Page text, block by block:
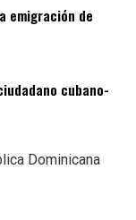
emigración de
cubano-
Dominicana